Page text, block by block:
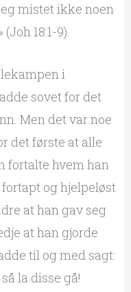
mistet ikke noen
18:1-9).
i
sovet for det
Men det var noe
det første at alle
fortalte hvem han
og hjelpeløst
at han gav seg
at han gjorde
til og med sagt:
la disse gå!